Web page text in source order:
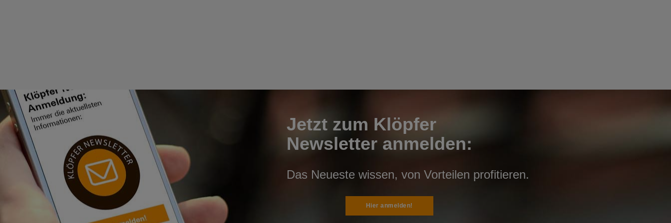
Jetzt zum Klöpfer
Newsletter anmelden:
Das Neueste wissen, von Vorteilen profitieren.
Hier anmelden!